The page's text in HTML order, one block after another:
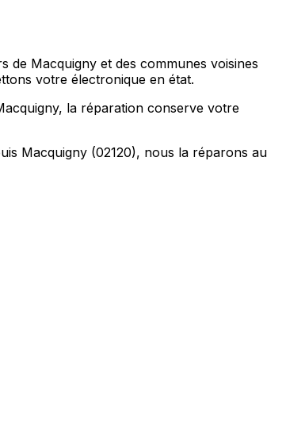
Macquigny et des communes voisines
votre électronique en état.
la réparation conserve votre
Macquigny (02120), nous la réparons au